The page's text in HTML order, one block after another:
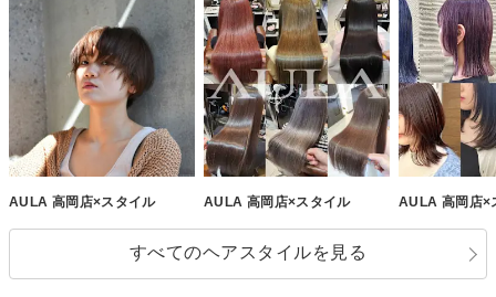
AULA 高岡店×スタイル AULA 高岡店×スタイル AULA 高岡店×
すべてのヘアスタイルを見る